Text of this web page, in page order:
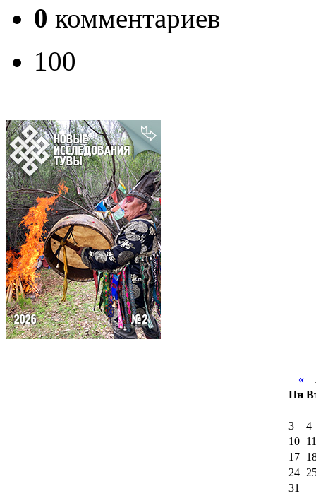
0 комментариев
100
«
Пн
3
4
10
11
17
24
31